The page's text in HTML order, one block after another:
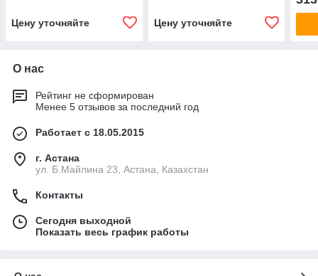
Цену уточняйте
Цену уточняйте
О нас
Рейтинг не сформирован
Менее 5 отзывов за последний год
Работает с 18.05.2015
г. Астана
ул. Б.Майлина 23, Астана, Казахстан
Контакты
Сегодня выходной
Показать весь график работы